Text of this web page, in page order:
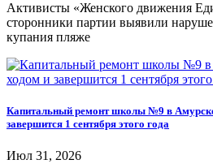
Активисты «Женского движения
сторонники партии выявили
купания пляже
Капитальный ремонт школы №9 в
завершится 1 сентября этого года
Июл 31, 2026